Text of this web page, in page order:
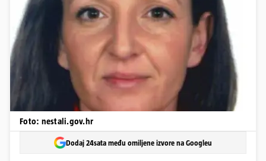
Foto: nestali.gov.hr
Dodaj 24sata među omiljene izvore na Googleu